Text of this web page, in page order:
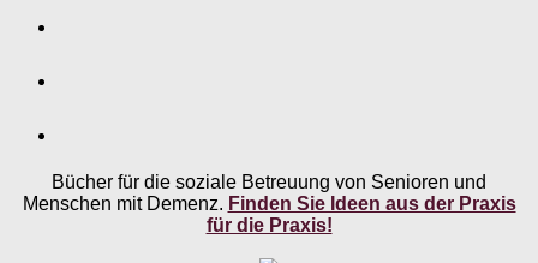
Bücher für die soziale Betreuung von Senioren und
Menschen mit Demenz. Finden Sie Ideen aus der Praxis
für die Praxis!